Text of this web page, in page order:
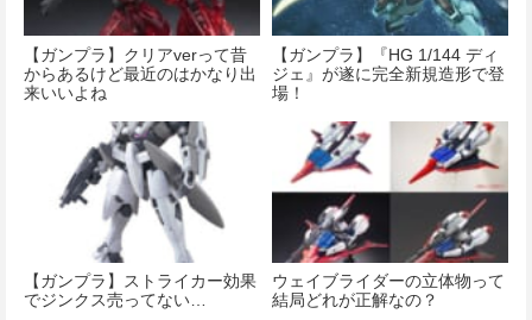
【ガンプラ】クリアverって昔
からあるけど最近のはかなり出
来いいよね
【ガンプラ】『HG 1/144 ディ
ジェ』が遂に完全新規造形で登
場！
【ガンプラ】ストライカー効果
でジンクス売ってない…
ウェイブライダーの立体物って
結局どれが正解なの？